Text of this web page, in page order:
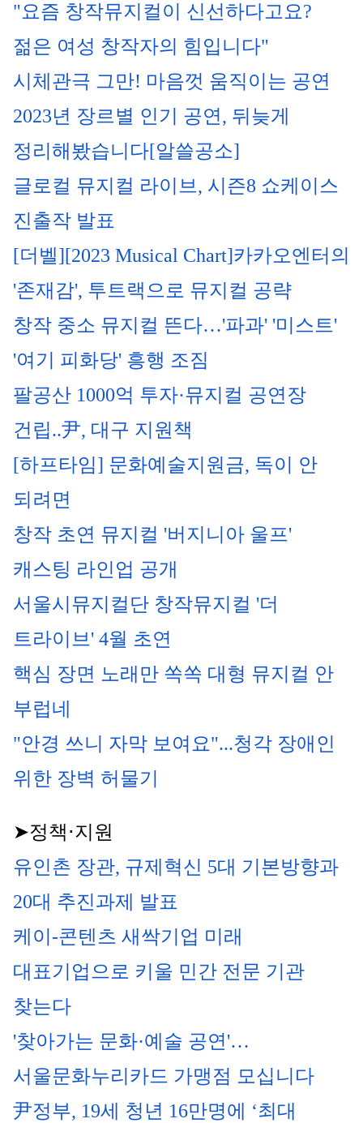
"요즘 창작뮤지컬이 신선하다고요?
젊은 여성 창작자의 힘입니다"
시체관극 그만! 마음껏 움직이는 공연
2023년 장르별 인기 공연, 뒤늦게
정리해봤습니다[알쓸공소]
글로컬 뮤지컬 라이브, 시즌8 쇼케이스
진출작 발표
[더벨][2023 Musical Chart]카카오엔터의
'존재감', 투트랙으로 뮤지컬 공략
창작 중소 뮤지컬 뜬다…'파과' '미스트'
'여기 피화당' 흥행 조짐
팔공산 1000억 투자·뮤지컬 공연장
건립..尹, 대구 지원책
[하프타임] 문화예술지원금, 독이 안
되려면
창작 초연 뮤지컬 '버지니아 울프'
캐스팅 라인업 공개
서울시뮤지컬단 창작뮤지컬 '더
트라이브' 4월 초연
핵심 장면 노래만 쏙쏙 대형 뮤지컬 안
부럽네
"안경 쓰니 자막 보여요"...청각 장애인
위한 장벽 허물기
➤정책⋅지원
유인촌 장관, 규제혁신 5대 기본방향과
20대 추진과제 발표
케이-콘텐츠 새싹기업 미래
대표기업으로 키울 민간 전문 기관
찾는다
'찾아가는 문화·예술 공연'…
서울문화누리카드 가맹점 모십니다
尹정부, 19세 청년 16만명에 ‘최대